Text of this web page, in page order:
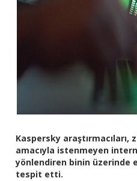
Kaspersky
amacıyla istenmeyen
yönlendiren binin üzerinde
tespit etti.